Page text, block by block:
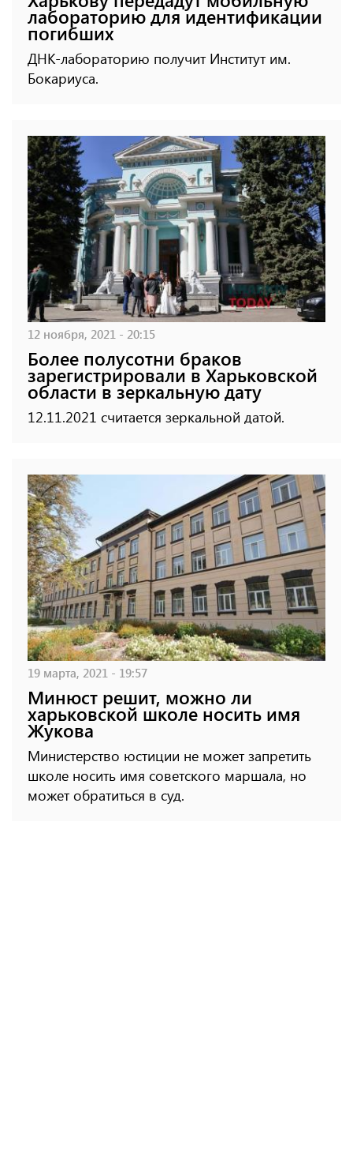
лабораторию для идентификации
погибших
ДНК-лабораторию получит Институт им.
Бокариуса.
12 ноября, 2021 - 20:15
Более полусотни браков
зарегистрировали в Харьковской
области в зеркальную дату
12.11.2021 считается зеркальной датой.
19 марта, 2021 - 19:57
Минюст решит, можно ли
харьковской школе носить имя
Жукова
Министерство юстиции не может запретить
школе носить имя советского маршала, но
может обратиться в суд.